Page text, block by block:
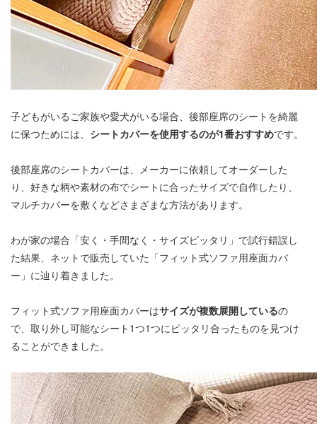
子どもがいるご家族や愛犬がいる場合、後部座席のシートを綺麗
に保つためには、 シートカバーを使用するのが1番おすすめです。
後部座席のシートカバーは、メーカーに依頼してオーダーした
り、好きな柄や素材の布でシートに合ったサイズで自作したり、
マルチカバーを敷くなどさまざまな方法があります。
わが家の場合「安く・手間なく・サイズピッタリ」で試行錯誤し
た結果、ネットで販売していた「フィット式ソファ用座面カバ
ー」に辿り着きました。
フィット式ソファ用座面カバーはサイズが複数展開しているの
で、取り外し可能なシート1つ1つにピッタリ合ったものを見つけ
ることができました。